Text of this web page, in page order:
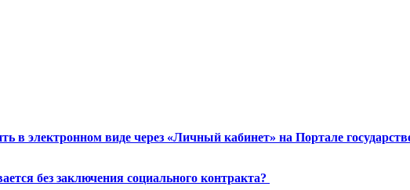
в электронном виде через «Личный кабинет» на Портале
без заключения социального контракта?